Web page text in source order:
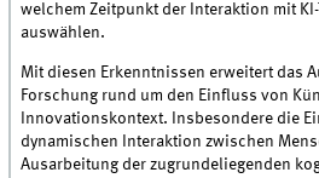
welchem Zeitpunkt der Interaktion mit
auswählen.
Mit diesen Erkenntnissen erweitert das
Forschung rund um den Einfluss von
Innovationskontext. Insbesondere die
dynamischen Interaktion zwischen
Ausarbeitung der zugrundeliegenden